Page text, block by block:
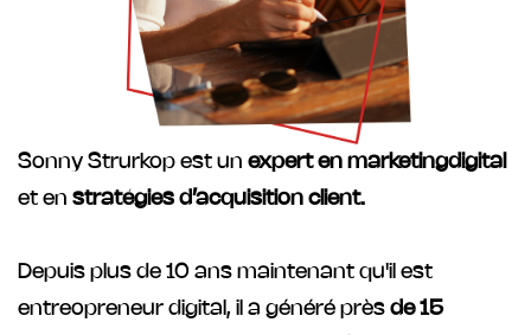
Sonny Strurkop est un expert en marketingdigital
et en stratégies d’acquisition client.
Depuis plus de 10 ans maintenant qu'il est
entreopreneur digital, il a généré près de 15